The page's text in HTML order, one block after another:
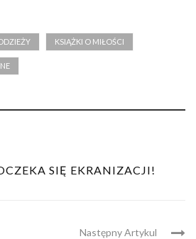
KSIĄŻKI O MIŁOŚCI
SIĘ EKRANIZACJI!
Następny Artykul